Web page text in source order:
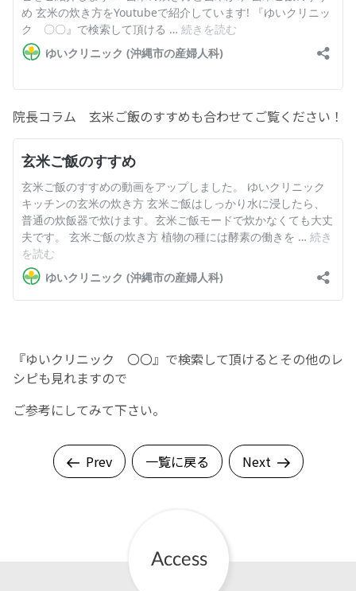
院長コラム 玄米ご飯のすすめも合わせてご覧ください！
『ゆいクリニック 〇〇』で検索して頂けるとその他のレ
シピも見れますので
ご参考にしてみて下さい。
Prev 一覧に戻る Next
母乳育児
予防接種
遠方にお住まいで当院での出産を希望される方へ
医師プロフィール
English Page